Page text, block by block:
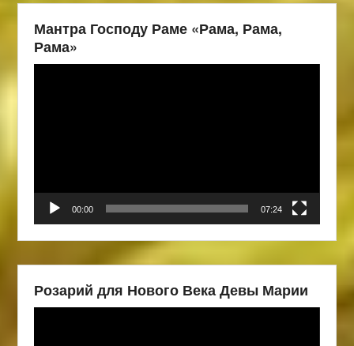
Мантра Господу Раме «Рама, Рама,
Рама»
00:00 07:24
Розарий для Нового Века Девы Марии